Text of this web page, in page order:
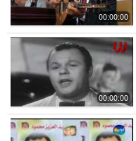
00:00:00
00:00:00